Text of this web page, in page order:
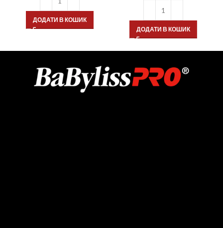
ДОДАТИ В КОШИК
ДОДАТИ В КОШИК